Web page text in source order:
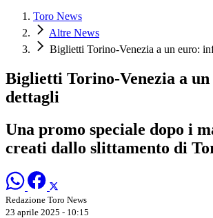
Toro News
Altre News
Biglietti Torino-Venezia a un euro:
Biglietti Torino-Venezia a
dettagli
Una promo speciale dopo i
creati dallo slittamento di
Redazione Toro News
23 aprile 2025 - 10:15